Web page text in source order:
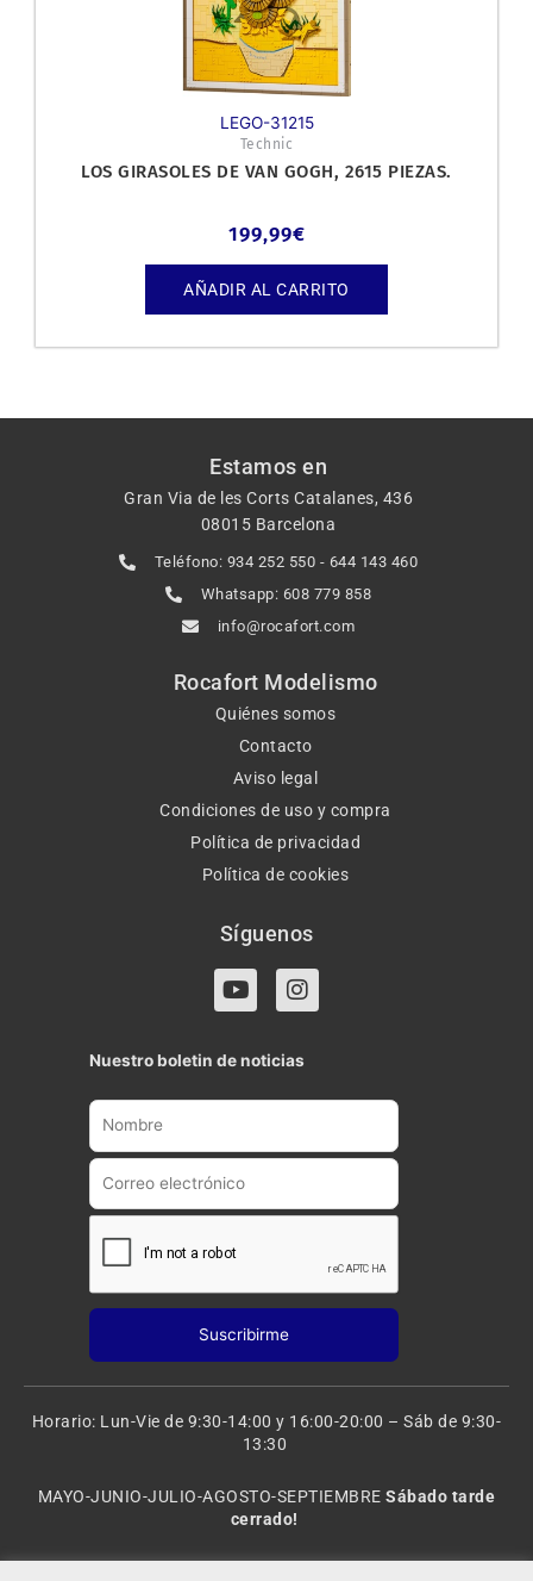
LEGO-31215
Technic
LOS GIRASOLES DE VAN GOGH, 2615 PIEZAS.
199,99€
AÑADIR AL CARRITO
Estamos en
Gran Via de les Corts Catalanes, 436
08015 Barcelona
Teléfono: 934 252 550 - 644 143 460
Whatsapp: 608 779 858
info@rocafort.com
Rocafort Modelismo
Quiénes somos
Contacto
Aviso legal
Condiciones de uso y compra
Política de privacidad
Política de cookies
Síguenos
Y
o
t
u
b
I
n
t
a
g
a
Nuestro boletin de noticias
Horario: Lun-Vie de 9:30-14:00 y 16:00-20:00 – Sáb de 9:30-
13:30
MAYO-JUNIO-JULIO-AGOSTO-SEPTIEMBRESábado tarde
cerrado!